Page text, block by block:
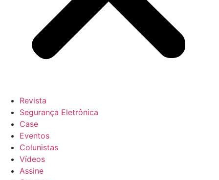
Revista
Segurança Eletrônica
Case
Eventos
Colunistas
Vídeos
Assine